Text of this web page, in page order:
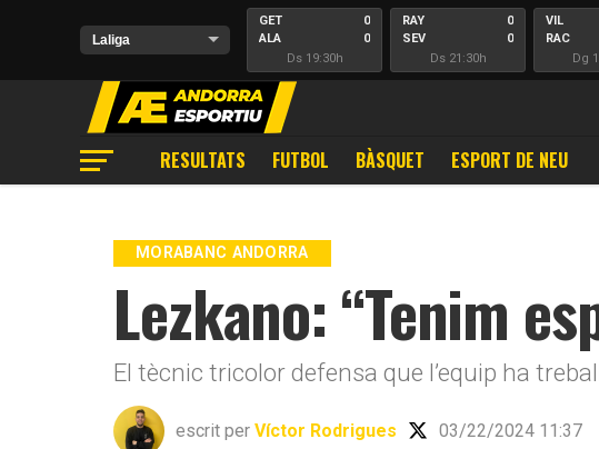
GET
ALA
0
0
Ds 19:30h
RAY
SEV
0
0
Ds 21:30h
VIL
RAC
Dg
RESULTATS FUTBOL BÀSQUET ESPORT DE NEU
MORABANC ANDORRA
Lezkano: “Tenim
El tècnic tricolor defensa que l’equip ha
escrit per Víctor Rodrigues 03/22/2024 11:37